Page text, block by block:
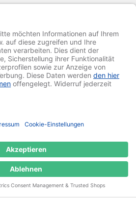
Werbung GmbH. All Rights Reserved.